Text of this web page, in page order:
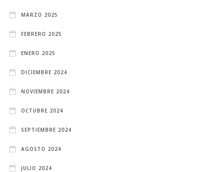
MARZO 2025
FEBRERO 2025
ENERO 2025
DICIEMBRE 2024
NOVIEMBRE 2024
OCTUBRE 2024
SEPTIEMBRE 2024
AGOSTO 2024
JULIO 2024